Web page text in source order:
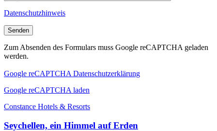
Datenschutzhinweis
Zum Absenden des Formulars muss Google reCAPTCHA geladen
werden.
Google reCAPTCHA Datenschutzerklärung
Google reCAPTCHA laden
Constance Hotels & Resorts
Seychellen, ein Himmel auf Erden